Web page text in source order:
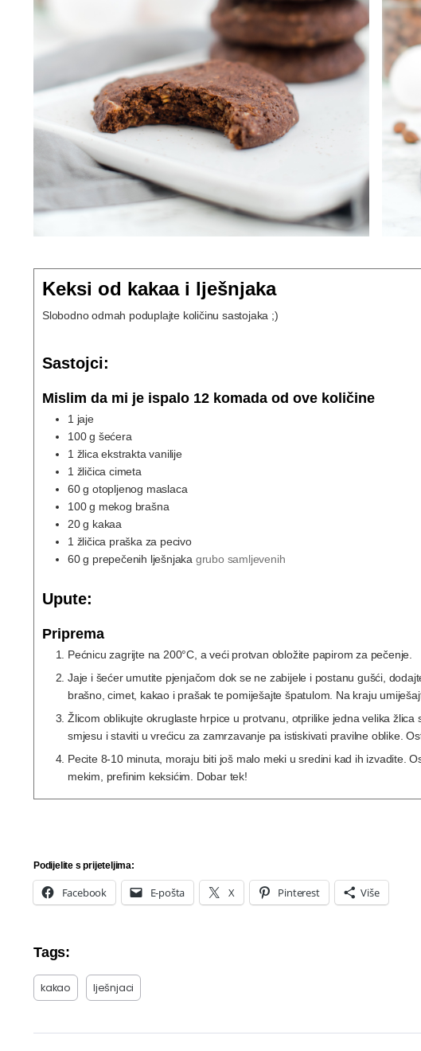
Keksi od kakaa i lješnjaka
Slobodno odmah poduplajte količinu sastojaka ;)
Sastojci:
Mislim da mi je ispalo 12 komada od ove količine
1 jaje
100 g šećera
1 žlica ekstrakta vanilije
1 žličica cimeta
60 g otopljenog maslaca
100 g mekog brašna
20 g kakaa
1 žličica praška za pecivo
60 g prepečenih lješnjaka grubo samljevenih
Upute:
Priprema
Pećnicu zagrijte na 200°C, a veći protvan obložite papirom za pečenje.
Jaje i šećer umutite pjenjačom dok se ne zabijele i postanu gušći,
brašno, cimet, kakao i prašak te pomiješajte špatulom. Na kraju
Žlicom oblikujte okruglaste hrpice u protvanu, otprilike jedna velika
smjesu i staviti u vrećicu za zamrzavanje pa istiskivati pravilne oblike.
Pecite 8-10 minuta, moraju biti još malo meki u sredini kad ih izvadite.
mekim, prefinim keksićim. Dobar tek!
Podijelite s prijeteljima:
Facebook E-pošta X Pinterest Više
Tags:
kakao lješnjaci